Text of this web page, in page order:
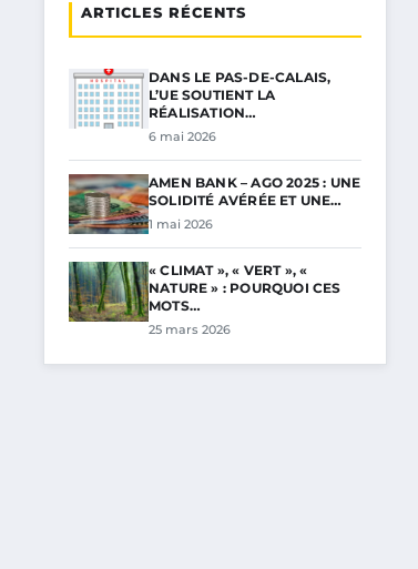
ARTICLES RÉCENTS
DANS LE PAS-DE-CALAIS,
L’UE SOUTIENT LA
RÉALISATION…
6 mai 2026
AMEN BANK – AGO 2025 : UNE
SOLIDITÉ AVÉRÉE ET UNE…
1 mai 2026
« CLIMAT », « VERT », «
NATURE » : POURQUOI CES
MOTS…
25 mars 2026